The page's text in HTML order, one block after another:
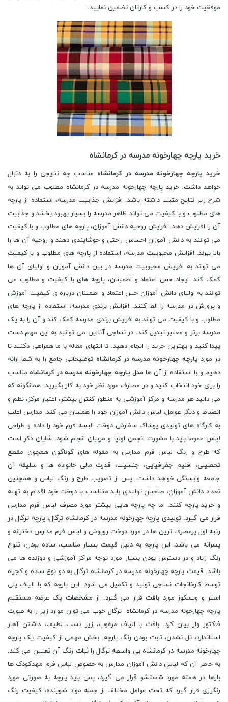
موفقیت خود را در کسب و کارتان تضمین نمایید.
خرید پارچه چهارخونه مدرسه در کرمانشاه
خرید پارچه چهارخونه مدرسه در کرمانشاه مناسب چه نتایجی را به دنبال
خواهد داشت. خرید پارچه چهارخونه مدرسه در کرمانشاه مطلوب می تواند به
شرح زیر نتایج مثبت داشته باشد. افزایش جذابیت مدرسه، استفاده از پارچه
های مطلوب و با کیفیت می تواند ظاهر مدرسه را بسیار بهبود بخشد و جذابیت
آن را افزایش دهد. افزایش روحیه دانش آموزان، پارچه های مطلوب و با کیفیت
می توانند به دانش آموزان احساس راحتی و خوشایندی دهند و روحیه آن ها را
بالا ببرند. افزایش محبوبیت مدرسه، استفاده از پارچه های مطلوب و با کیفیت
می تواند به افزایش محبوبیت مدرسه در بین دانش آموزان و اولیای آن ها
کمک کند. ایجاد حس اعتماد و اطمینان، پارچه های با کیفیت و مطلوب می
توانند به اولیای دانش آموزان حس اعتماد و اطمینان درباره ی کیفیت آموزش
و پرورش در مدرسه را القا کنند. افزایش برندی مدرسه، استفاده از پارچه های
مطلوب و با کیفیت می تواند به افزایش برندی مدرسه کمک کند و آن را به یک
مدرسه برتر و معتبر تبدیل کند. در نساجی آنلاین می توانید به این مهم دست
پیدا کنید و بهترین خرید را انجام دهید. تا انتهای مقاله با ما همراهی دکنید تا
در مورد پارچه چهارخونه مدرسه در کرمانشاه توضیحاتی جامع را به شما ارائه
دهیم و با استفاده از آن ها مدل پارچه چهارخونه مدرسه در کرمانشاه مناسب
را برای خود انتخاب کنید و در مصارف مورد نظر خود به کار بگیرید. همانگونه که
می دانید هر مدرسه و مرکز آموزشى به منظور کنترل بیشتر، اعتبار مرکز، نظم و
انضباط و دیگر عوامل، لباس دانش آموزان خود را همسان می کند. مدارس اغلب
به کارگاه هاى تولیدى پوشاک سفارش دوخت البسه فرم خود را داده و طراحی
لباس عموما باید با مشورت انجمن اولیا و مربیان انجام شود. شایان ذکر است
که طرح و رنگ لباس فرم مدارس به مقوله های گوناگون همچون مقطع
تحصیلى، اقلیم جفرافیایی، جنسیت، قدرت مالى خانواده ها و سلیقه آن
جامعه وابستگی خواهد داشت. پس از تصویب طرح و رنگ لباس و همچنین
تعداد دانش آموزان، صاحبان تولیدی باید متناسب با دوخت خود اقدام به تهیه
و خرید پارچه کنند. اما چه پارچه هایی بیشتر مورد مصرف لباس فرم مدارس
قرار مى گیرد. تولیدی پارچه چهارخونه مدرسه در کرمانشاه ترگال، پارچه ترگال در
رتبه اول پرمصرف ترین ها در مورد دوخت روپوش و لباس فرم مدارس دخترانه و
پسرانه می باشد. این پارچه به دلیل قیمت بسیار مناسب، ساده بودن، تنوع
رنگ زیاد و در دسترس بودن بسیار مورد توجه مراکز آموزشی و دوزنده ها می
باشد. قیمت پارچه چهارخونه مدرسه در کرمانشاه ترگال به دو نوع ساده و کجراه
توسط کارخانجات نساجی تولید و تکمیل می شود. این پارچه که با الیاف پلی
استر و ویسکوز مورد بافت قرار می گیرد. از مشخصات یک عرضه مستقیم
پارچه چهارخونه مدرسه در کرمانشاه ترگال خوب می توان موارد زیر را به صورت
فاکتور وار بیان کرد. بافت با الیاف مرغوب، زیر دست لطیف، داشتن آهار
استاندارد، تل نشدن، ثابت بودن رنگ پارچه. بخش مهمی از کیفیت یک پارچه
چهارخونه مدرسه در کرمانشاه بی واسطه ترگال را ثبات رنگ آن تعیین می کند.
به خاطر آن که لباس دانش آموزان مدارس به خصوص لباس فرم مهدکودک ها
بارها در هفته مورد شستشو قرار می گیرد، پس باید پارچه به صورتی مورد
رنگرزی قرار گیرد که تحت عوامل مختلف از جمله مواد شوینده، کیفیت رنگ